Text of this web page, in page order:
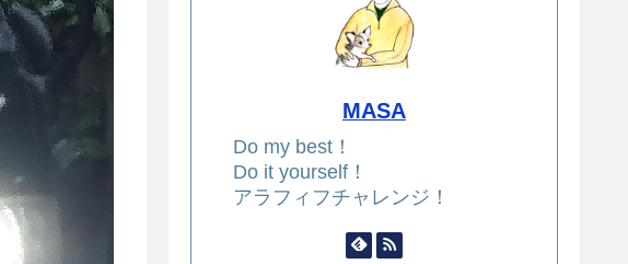
MASA
Do my best！
Do it yourself！
アラフィフチャレンジ！